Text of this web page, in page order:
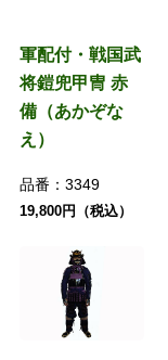
軍配付・戦国武
将鎧兜甲冑 赤
備（あかぞな
え）
品番： 3349
19,800円（税込）